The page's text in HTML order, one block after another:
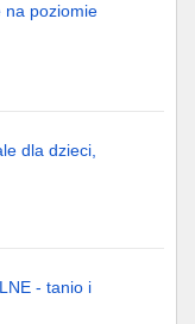
na poziomie
dla dzieci,
- tanio i